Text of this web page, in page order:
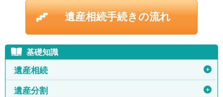
遺産相続手続きの流れ
基礎知識
遺産相続 ＋
遺産分割 ＋